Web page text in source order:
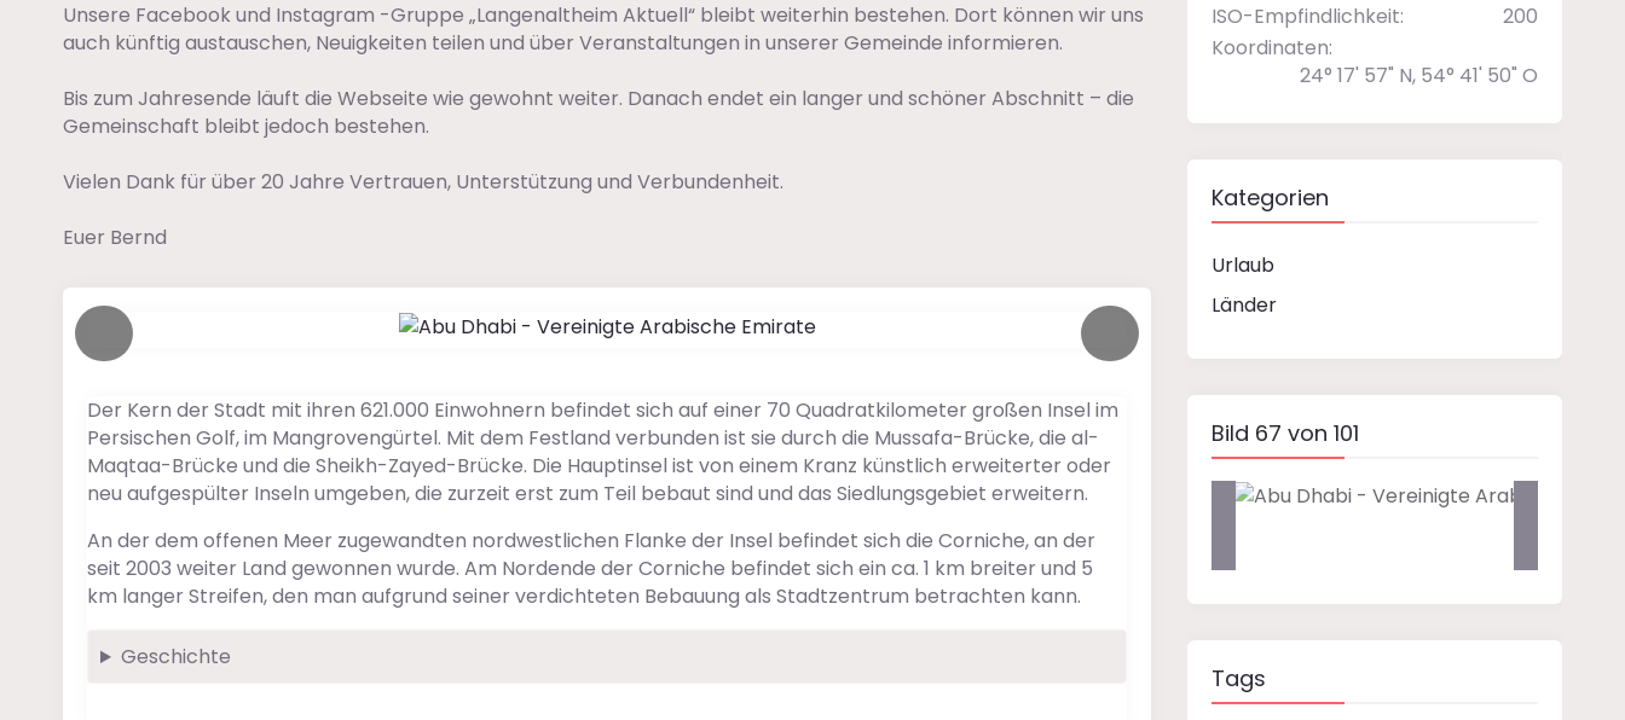
Unsere Facebook und Instagram -Gruppe „Langenaltheim Aktuell“ bleibt weiterhin bestehen. Dort können wir uns
auch künftig austauschen, Neuigkeiten teilen und über Veranstaltungen in unserer Gemeinde informieren.
Bis zum Jahresende läuft die Webseite wie gewohnt weiter. Danach endet ein langer und schöner Abschnitt – die
Gemeinschaft bleibt jedoch bestehen.
Vielen Dank für über 20 Jahre Vertrauen, Unterstützung und Verbundenheit.
Euer Bernd
Der Kern der Stadt mit ihren 621.000 Einwohnern befindet sich auf einer 70 Quadratkilometer großen Insel im
Persischen Golf, im Mangrovengürtel. Mit dem Festland verbunden ist sie durch die Mussafa-Brücke, die al-
Maqtaa-Brücke und die Sheikh-Zayed-Brücke. Die Hauptinsel ist von einem Kranz künstlich erweiterter oder
neu aufgespülter Inseln umgeben, die zurzeit erst zum Teil bebaut sind und das Siedlungsgebiet erweitern.
An der dem offenen Meer zugewandten nordwestlichen Flanke der Insel befindet sich die Corniche, an der
seit 2003 weiter Land gewonnen wurde. Am Nordende der Corniche befindet sich ein ca. 1 km breiter und 5
km langer Streifen, den man aufgrund seiner verdichteten Bebauung als Stadtzentrum betrachten kann.
Geschichte
ISO-Empfindlichkeit
200
Koordinaten
24° 17' 57" N, 54° 41' 50" O
Kategorien
Urlaub
Länder
Bild 67 von 101
Tags